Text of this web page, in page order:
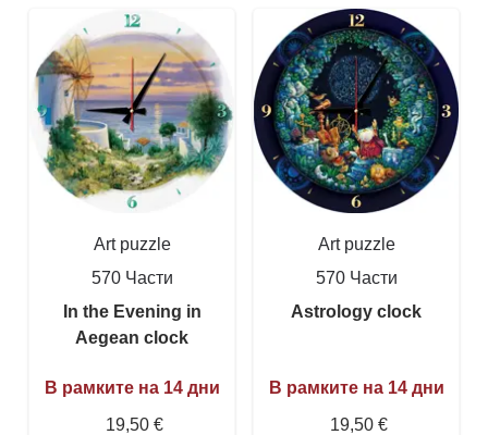
Art puzzle
570 Части
In the Evening in
Aegean clock
В рамките на 14 дни
19,50 €
Art puzzle
570 Части
Astrology clock
В рамките на 14 дни
19,50 €